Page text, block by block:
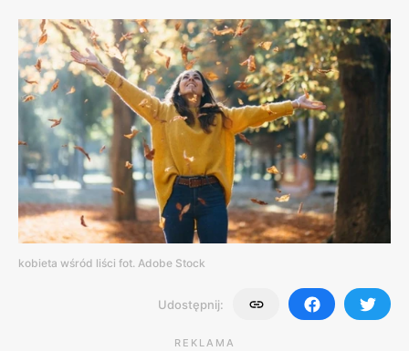
kobieta wśród liści fot. Adobe Stock
Udostępnij:
REKLAMA